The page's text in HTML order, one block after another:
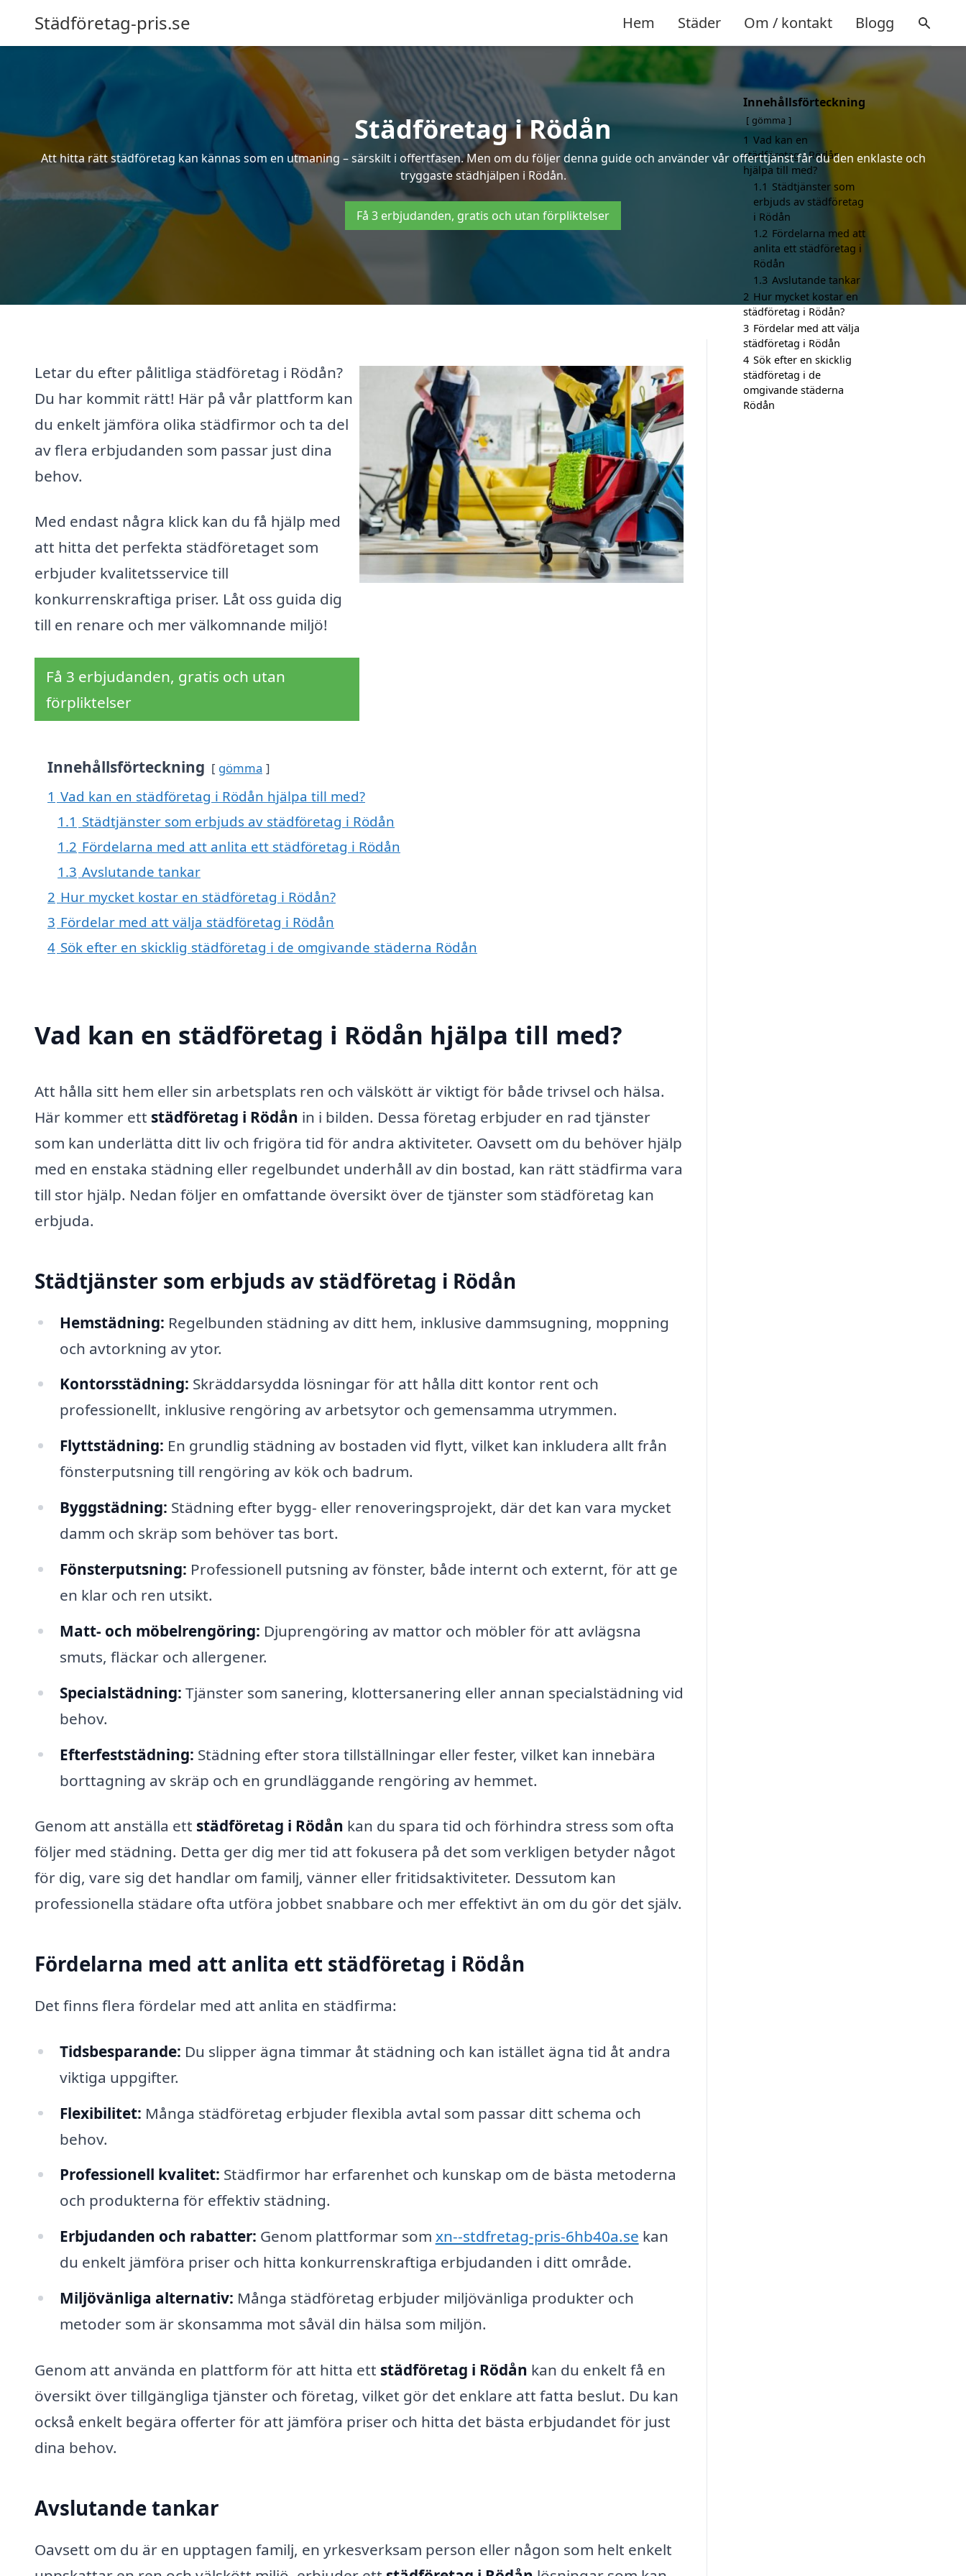
Städföretag-pris.se Hem Städer Om / kontakt Blogg
Städföretag i Rödån
Att hitta rätt städföretag kan kännas som en utmaning – särskilt i offertfasen. Men om du följer denna guide och använder vår offerttjänst får du den enklaste och
tryggaste städhjälpen i Rödån.
Få 3 erbjudanden, gratis och utan förpliktelser
Letar du efter pålitliga städföretag i Rödån?
Du har kommit rätt! Här på vår plattform kan
du enkelt jämföra olika städfirmor och ta del
av flera erbjudanden som passar just dina
behov.
Med endast några klick kan du få hjälp med
att hitta det perfekta städföretaget som
erbjuder kvalitetsservice till
konkurrenskraftiga priser. Låt oss guida dig
till en renare och mer välkomnande miljö!
Få 3 erbjudanden, gratis och utan
förpliktelser
Innehållsförteckning gömma
1 Vad kan en städföretag i Rödån hjälpa till med?
1.1 Städtjänster som erbjuds av städföretag i Rödån
1.2 Fördelarna med att anlita ett städföretag i Rödån
1.3 Avslutande tankar
2 Hur mycket kostar en städföretag i Rödån?
3 Fördelar med att välja städföretag i Rödån
4 Sök efter en skicklig städföretag i de omgivande städerna Rödån
Vad kan en städföretag i Rödån hjälpa till med?
Att hålla sitt hem eller sin arbetsplats ren och välskött är viktigt för både trivsel och hälsa.
Här kommer ett städföretag i Rödån in i bilden. Dessa företag erbjuder en rad tjänster
som kan underlätta ditt liv och frigöra tid för andra aktiviteter. Oavsett om du behöver hjälp
med en enstaka städning eller regelbundet underhåll av din bostad, kan rätt städfirma vara
till stor hjälp. Nedan följer en omfattande översikt över de tjänster som städföretag kan
erbjuda.
Städtjänster som erbjuds av städföretag i Rödån
Hemstädning: Regelbunden städning av ditt hem, inklusive dammsugning, moppning
och avtorkning av ytor.
Kontorsstädning: Skräddarsydda lösningar för att hålla ditt kontor rent och
professionellt, inklusive rengöring av arbetsytor och gemensamma utrymmen.
Flyttstädning: En grundlig städning av bostaden vid flytt, vilket kan inkludera allt från
fönsterputsning till rengöring av kök och badrum.
Byggstädning: Städning efter bygg- eller renoveringsprojekt, där det kan vara mycket
damm och skräp som behöver tas bort.
Fönsterputsning: Professionell putsning av fönster, både internt och externt, för att ge
en klar och ren utsikt.
Matt- och möbelrengöring: Djuprengöring av mattor och möbler för att avlägsna
smuts, fläckar och allergener.
Specialstädning: Tjänster som sanering, klottersanering eller annan specialstädning vid
behov.
Efterfeststädning: Städning efter stora tillställningar eller fester, vilket kan innebära
borttagning av skräp och en grundläggande rengöring av hemmet.
Genom att anställa ett städföretag i Rödån kan du spara tid och förhindra stress som ofta
följer med städning. Detta ger dig mer tid att fokusera på det som verkligen betyder något
för dig, vare sig det handlar om familj, vänner eller fritidsaktiviteter. Dessutom kan
professionella städare ofta utföra jobbet snabbare och mer effektivt än om du gör det själv.
Fördelarna med att anlita ett städföretag i Rödån
Det finns flera fördelar med att anlita en städfirma:
Tidsbesparande: Du slipper ägna timmar åt städning och kan istället ägna tid åt andra
viktiga uppgifter.
Flexibilitet: Många städföretag erbjuder flexibla avtal som passar ditt schema och
behov.
Professionell kvalitet: Städfirmor har erfarenhet och kunskap om de bästa metoderna
och produkterna för effektiv städning.
Erbjudanden och rabatter: Genom plattformar som xn--stdfretag-pris-6hb40a.se kan
du enkelt jämföra priser och hitta konkurrenskraftiga erbjudanden i ditt område.
Miljövänliga alternativ: Många städföretag erbjuder miljövänliga produkter och
metoder som är skonsamma mot såväl din hälsa som miljön.
Genom att använda en plattform för att hitta ett städföretag i Rödån kan du enkelt få en
översikt över tillgängliga tjänster och företag, vilket gör det enklare att fatta beslut. Du kan
också enkelt begära offerter för att jämföra priser och hitta det bästa erbjudandet för just
dina behov.
Avslutande tankar
Oavsett om du är en upptagen familj, en yrkesverksam person eller någon som helt enkelt
Innehållsförteckning
gömma
1 Vad kan en
städföretag i Rödån
hjälpa till med?
1.1 Städtjänster som
erbjuds av städföretag
i Rödån
1.2 Fördelarna med att
anlita ett städföretag i
Rödån
1.3 Avslutande tankar
2 Hur mycket kostar en
städföretag i Rödån?
3 Fördelar med att välja
städföretag i Rödån
4 Sök efter en skicklig
städföretag i de
omgivande städerna
Rödån